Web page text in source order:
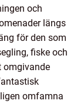
och
längs
för den som
fiske och
omgivande
omfamna